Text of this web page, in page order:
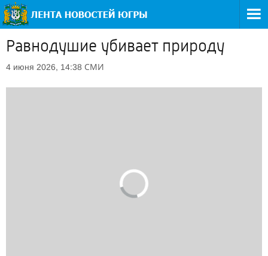
Равнодушие убивает природу
4 июня 2026, 14:38 СМИ